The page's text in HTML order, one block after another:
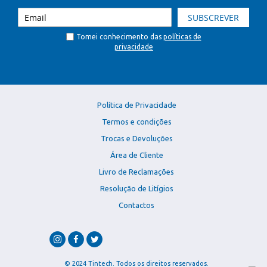
SUBSCREVER
Tomei conhecimento das políticas de
privacidade
Política de Privacidade
Termos e condições
Trocas e Devoluções
Área de Cliente
Livro de Reclamações
Resolução de Litígios
Contactos
© 2024 Tintech. Todos os direitos reservados.